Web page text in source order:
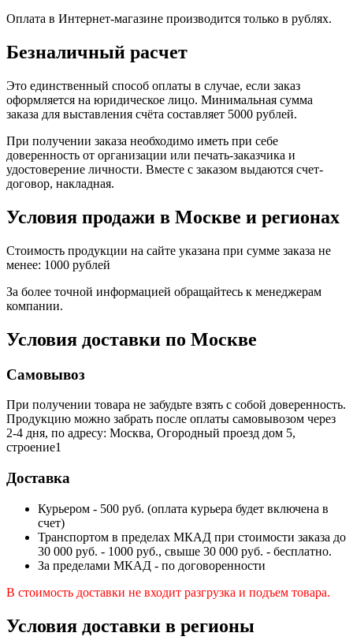
Оплата в Интернет-магазине производится только в рублях.
Безналичный расчет
Это единственный способ оплаты в случае, если заказ
оформляется на юридическое лицо. Минимальная сумма
заказа для выставления счёта составляет 5000 рублей.
При получении заказа необходимо иметь при себе
доверенность от организации или печать-заказчика и
удостоверение личности. Вместе с заказом выдаются счет-
договор, накладная.
Условия продажи в Москве и регионах
Стоимость продукции на сайте указана при сумме заказа не
менее: 1000 рублей
За более точной информацией обращайтесь к менеджерам
компании.
Условия доставки по Москве
Самовывоз
При получении товара не забудьте взять с собой доверенность.
Продукцию можно забрать после оплаты самовывозом через
2-4 дня, по адресу: Москва, Огородный проезд дом 5,
строение1
Доставка
Курьером - 500 руб. (оплата курьера будет включена в
счет)
Транспортом в пределах МКАД при стоимости заказа до
30 000 руб. - 1000 руб., свыше 30 000 руб. - бесплатно.
За пределами МКАД - по договоренности
В стоимость доставки не входит разгрузка и подъем товара.
Условия доставки в регионы